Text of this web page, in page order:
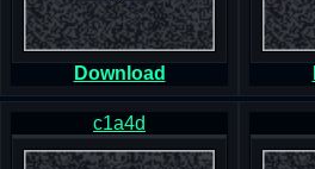
Download
c1a4d